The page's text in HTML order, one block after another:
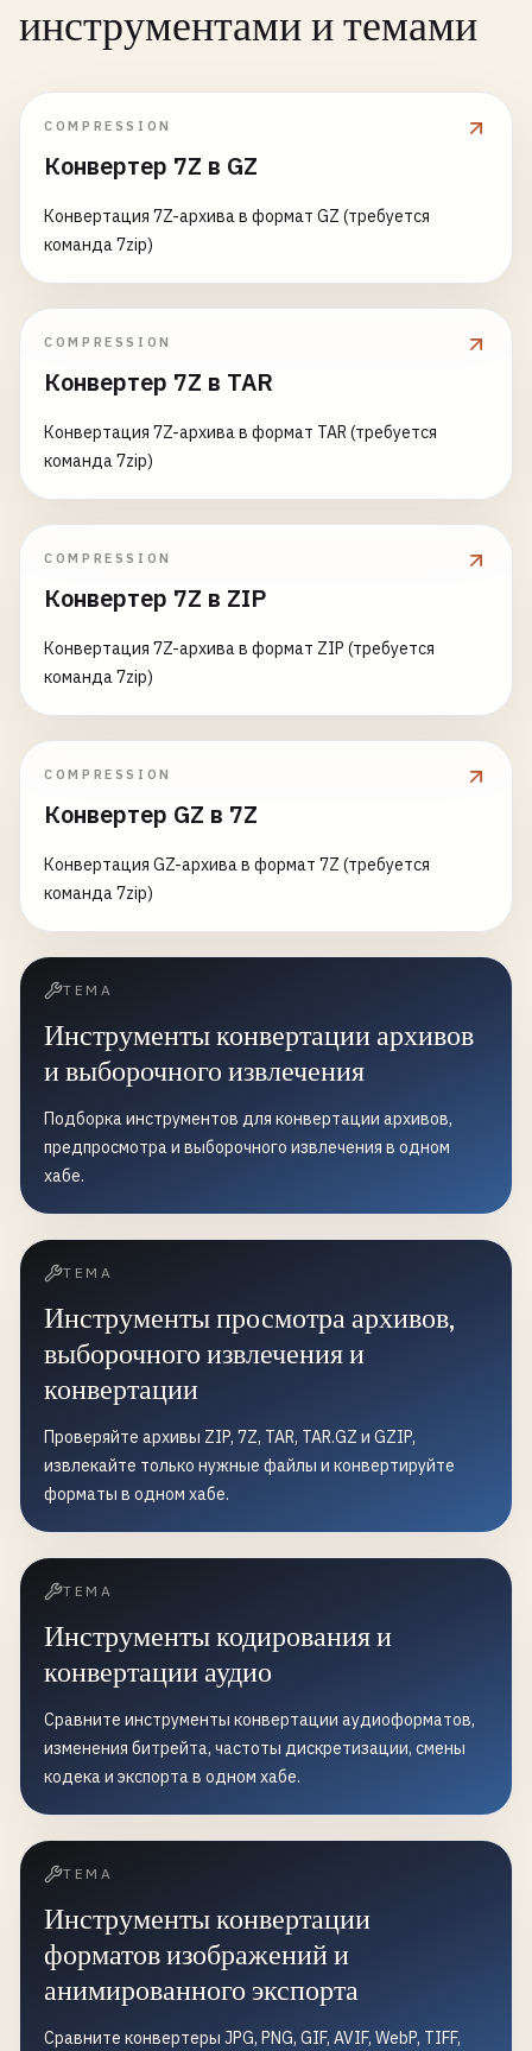
инструментами и темами
COMPRESSION
Конвертер 7Z в GZ
Конвертация 7Z-архива в формат GZ (требуется
команда 7zip)
COMPRESSION
Конвертер 7Z в TAR
Конвертация 7Z-архива в формат TAR (требуется
команда 7zip)
COMPRESSION
Конвертер 7Z в ZIP
Конвертация 7Z-архива в формат ZIP (требуется
команда 7zip)
COMPRESSION
Конвертер GZ в 7Z
Конвертация GZ-архива в формат 7Z (требуется
команда 7zip)
ТЕМА
Инструменты конвертации архивов
и выборочного извлечения
Подборка инструментов для конвертации архивов,
предпросмотра и выборочного извлечения в одном
хабе.
ТЕМА
Инструменты просмотра архивов,
выборочного извлечения и
конвертации
Проверяйте архивы ZIP, 7Z, TAR, TAR.GZ и GZIP,
извлекайте только нужные файлы и конвертируйте
форматы в одном хабе.
ТЕМА
Инструменты кодирования и
конвертации аудио
Сравните инструменты конвертации аудиоформатов,
изменения битрейта, частоты дискретизации, смены
кодека и экспорта в одном хабе.
ТЕМА
Инструменты конвертации
форматов изображений и
анимированного экспорта
Сравните конвертеры JPG, PNG, GIF, AVIF, WebP, TIFF,